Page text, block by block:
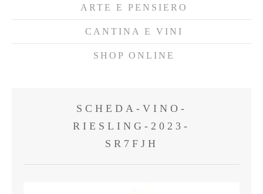
ARTE E PENSIERO
CANTINA E VINI
SHOP ONLINE
SCHEDA-VINO-
RIESLING-2023-
SR7FJH